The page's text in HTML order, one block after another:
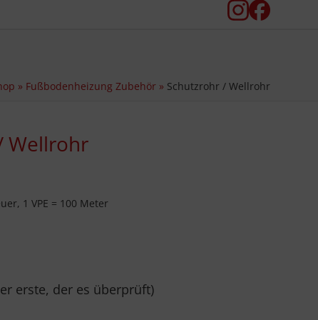
InstagramFacebook
» Fußbodenheizung Zubehör» Schutzrohr / Wellrohr
Wellrohr
1 VPE = 100 Meter
erste, der es überprüft)